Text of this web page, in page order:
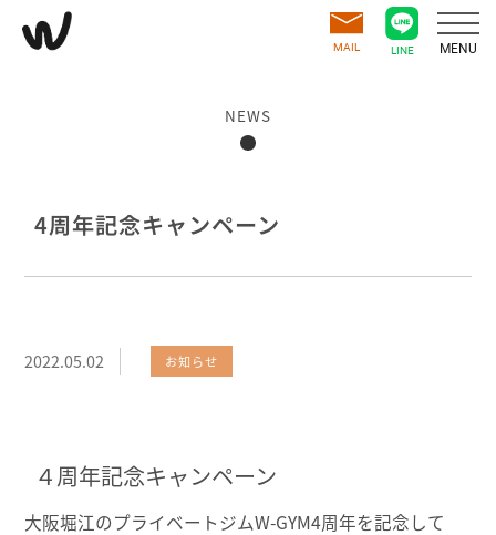
MAIL LINE MENU
4周年記念キャンペーン
NEWS
2022.05.02 お知らせ
４周年記念キャンペーン
大阪堀江のプライベートジムW-GYM4周年を記念して